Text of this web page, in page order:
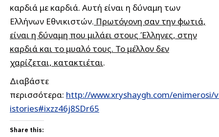
καρδιά με καρδιά. Αυτή είναι η δύναμη των
Ελλήνων Εθνικιστών. Πρωτόγονη σαν την φωτιά,
είναι η δύναμη που μιλάει στους Έλληνες, στην
καρδιά και το μυαλό τους. Το μέλλον δεν
χαρίζεται, κατακτιέται.
Διαβάστε
περισσότερα: http://www.xryshaygh.com/enimerosi/
istories#ixzz46j8SDr65
Share this: